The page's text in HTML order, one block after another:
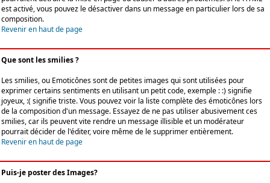
est activé, vous pouvez le désactiver dans un message en particulier lors de sa
composition.
Revenir en haut de page
Que sont les smilies ?
Les smilies, ou Emoticônes sont de petites images qui sont utilisées pour
exprimer certains sentiments en utilisant un petit code, exemple : :) signifie
joyeux, :( signifie triste. Vous pouvez voir la liste complète des émoticônes lors
de la composition d'un message. Essayez de ne pas utiliser abusivement ces
smilies, car ils peuvent vite rendre un message illisible et un modérateur
pourrait décider de l'éditer, voire même de le supprimer entièrement.
Revenir en haut de page
Puis-je poster des Images?